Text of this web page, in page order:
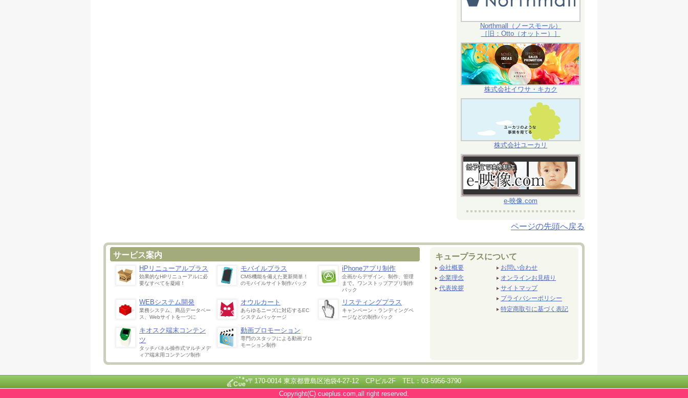
Northmall（ノースモール）
［旧：Otto（オットー）］
株式会社イワサ・キカク
株式会社ユーカリ
e-映像.com
ページの先頭へ戻る
サービス案内
HPリニューアルプラス
効果的なHPリニューアルに必
要なすべてを凝縮！
モバイルプラス
CMS機能を備えた更新簡単！
のモバイルサイト制作パック
iPhoneアプリ制作
企画からデザイン、制作、管理
まで。ワンストップアプリ制作
パック
WEBシステム開発
業務システム、商品データベー
ス、Webサイトを一つに
オウルカート
あらゆるニーズに対応するEC
システムパッケージ
リスティングプラス
キャンペーン・ランディングペ
ージなどの制作パック
キオスク端末コンテン
ツ
タッチパネル操作式マルチメデ
ィア端末用コンテンツ制作
動画プロモーション
専門のスタッフによる動画プロ
モーション制作
キュープラスについて
会社概要
企業理念
代表挨拶
お問い合わせ
オンラインお見積り
サイトマップ
プライバシーポリシー
特定商取引に基づく表記
〒170-0014 東京都豊島区池袋4-27-12 CPビル2F TEL：03-5956-3790
Copyright(C) cueplus.com,all right reserved.